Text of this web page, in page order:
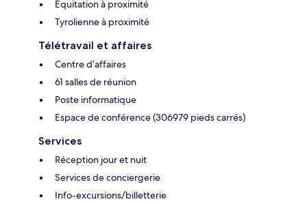
Équitation à proximité
Tyrolienne à proximité
Télétravail et affaires
Centre d’affaires
61 salles de réunion
Poste informatique
Espace de conférence (306979 pieds carrés)
Services
Réception jour et nuit
Services de conciergerie
Info-excursions/billetterie